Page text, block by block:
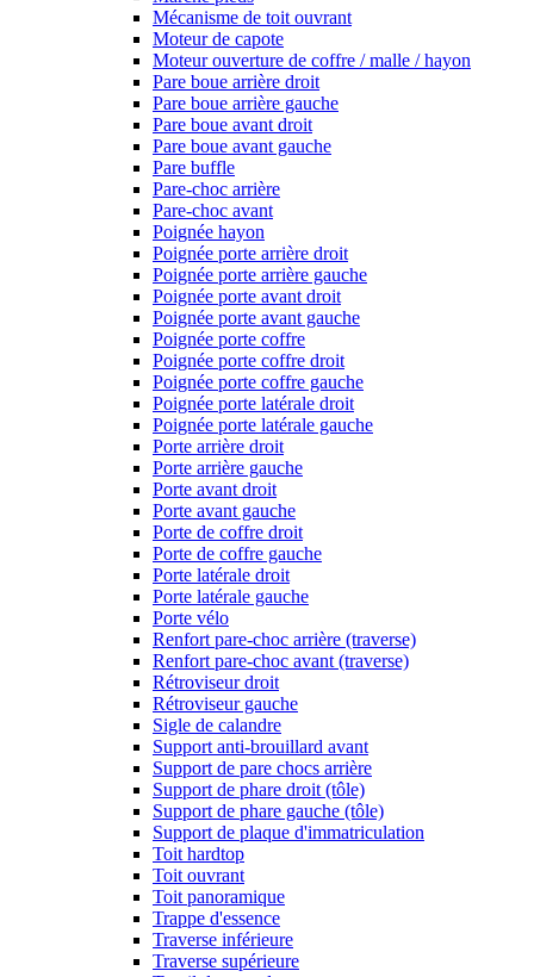
Mécanisme de toit ouvrant
Moteur de capote
Moteur ouverture de coffre / malle / hayon
Pare boue arrière droit
Pare boue arrière gauche
Pare boue avant droit
Pare boue avant gauche
Pare buffle
Pare-choc arrière
Pare-choc avant
Poignée hayon
Poignée porte arrière droit
Poignée porte arrière gauche
Poignée porte avant droit
Poignée porte avant gauche
Poignée porte coffre
Poignée porte coffre droit
Poignée porte coffre gauche
Poignée porte latérale droit
Poignée porte latérale gauche
Porte arrière droit
Porte arrière gauche
Porte avant droit
Porte avant gauche
Porte de coffre droit
Porte de coffre gauche
Porte latérale droit
Porte latérale gauche
Porte vélo
Renfort pare-choc arrière (traverse)
Renfort pare-choc avant (traverse)
Rétroviseur droit
Rétroviseur gauche
Sigle de calandre
Support anti-brouillard avant
Support de pare chocs arrière
Support de phare droit (tôle)
Support de phare gauche (tôle)
Support de plaque d'immatriculation
Toit hardtop
Toit ouvrant
Toit panoramique
Trappe d'essence
Traverse inférieure
Traverse supérieure